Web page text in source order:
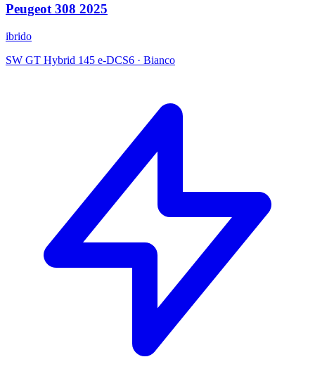
Peugeot 308 2025
ibrido
SW GT Hybrid 145 e-DCS6 · Bianco